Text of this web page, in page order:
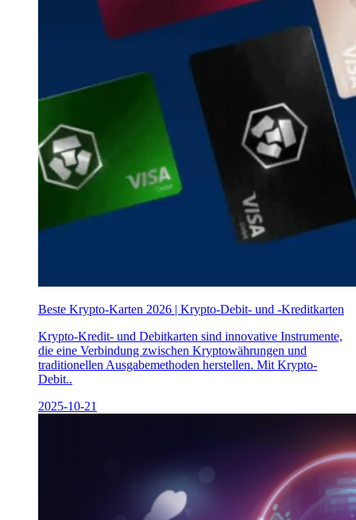
Beste Krypto-Karten 2026 | Krypto-Debit- und -Kreditkarten
Krypto-Kredit- und Debitkarten sind innovative Instrumente,
die eine Verbindung zwischen Kryptowährungen und
traditionellen Ausgabemethoden herstellen. Mit Krypto-
Debit..
2025-10-21